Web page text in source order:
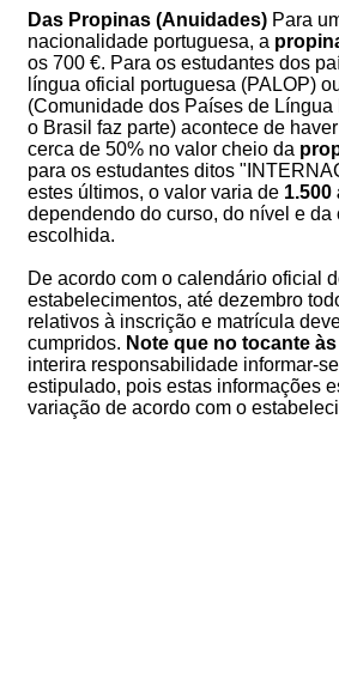
Das Propinas (Anuidades) Para
nacionalidade portuguesa, a
os 700 €. Para os estudantes dos
língua oficial portuguesa (PALOP)
(Comunidade dos Países de Língua
o Brasil faz parte) acontece de
cerca de 50% no valor cheio da
para os estudantes ditos
estes últimos, o valor varia de 1.500
dependendo do curso, do nível e da
escolhida.
De acordo com o calendário oficial
estabelecimentos, até dezembro
relativos à inscrição e matrícula
cumpridos. Note que no tocante
interira responsabilidade informar-
estipulado, pois estas informações
variação de acordo com o